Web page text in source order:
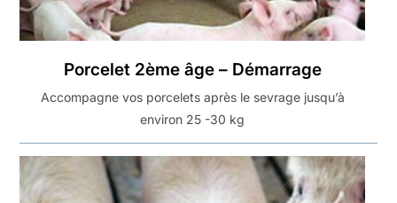
Porcelet 2ème âge – Démarrage
Accompagne vos porcelets après le sevrage jusqu’à
environ 25 -30 kg